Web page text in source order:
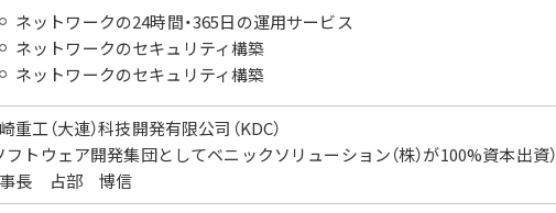
ネットワークの24時間・365日の運用サービス
ネットワークのセキュリティ構築
ネットワークのセキュリティ構築
重工（大連）科技開発有限公司（KDC）
フトウェア開発集団としてベニックソリューション（株）が100%資本出資）
長 占部 博信